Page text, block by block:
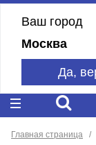
Ваш город
Москва
Да,
Главная страница